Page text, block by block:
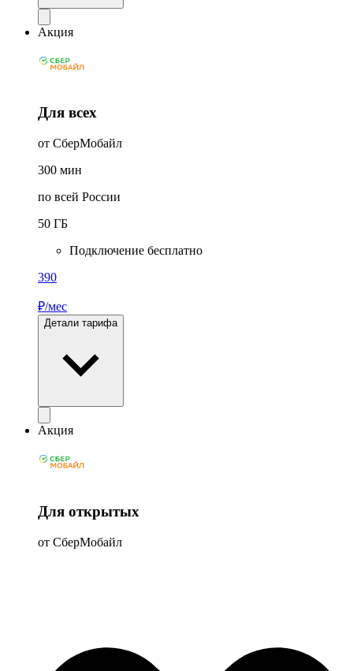
Акция
Для всех
от СберМобайл
300 мин
по всей России
50 ГБ
Подключение бесплатно
390
₽/мес
Детали тарифа
Акция
Для открытых
от СберМобайл